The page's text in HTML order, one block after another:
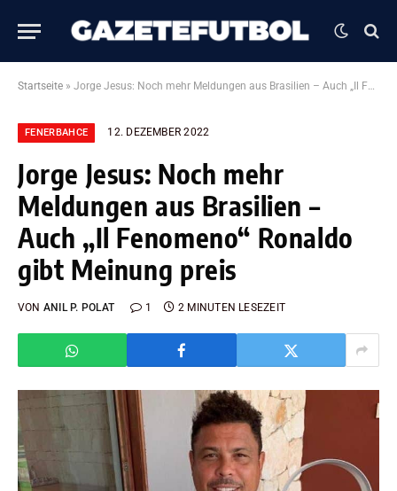
Startseite » Jorge Jesus: Noch mehr Meldungen aus Brasilien – Auch „Il Fenomeno“ Ronaldo gibt Meinung preis
FENERBAHCE 12. DEZEMBER 2022
Jorge Jesus: Noch mehr
Meldungen aus Brasilien –
Auch „Il Fenomeno“ Ronaldo
gibt Meinung preis
VON ANIL P. POLAT 1 2 MINUTEN LESEZEIT